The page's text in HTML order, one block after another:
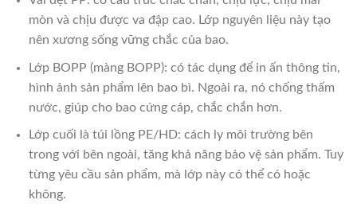
mòn và chịu được va đập cao. Lớp nguyên liệu này tạo
nên xương sống vững chắc của bao.
Lớp BOPP (màng BOPP): có tác dụng để in ấn thông tin,
hình ảnh sản phẩm lên bao bì. Ngoài ra, nó chống thấm
nước, giúp cho bao cứng cáp, chắc chắn hơn.
Lớp cuối là túi lồng PE/HD: cách ly môi trường bên
trong với bên ngoài, tăng khả năng bảo vệ sản phẩm. Tuy
từng yêu cầu sản phẩm, mà lớp này có thể có hoặc
không.